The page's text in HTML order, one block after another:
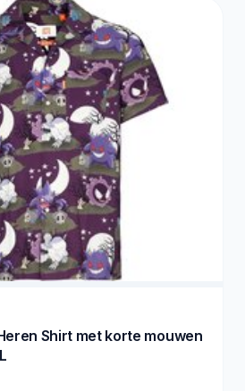
Shirt met korte mouwen